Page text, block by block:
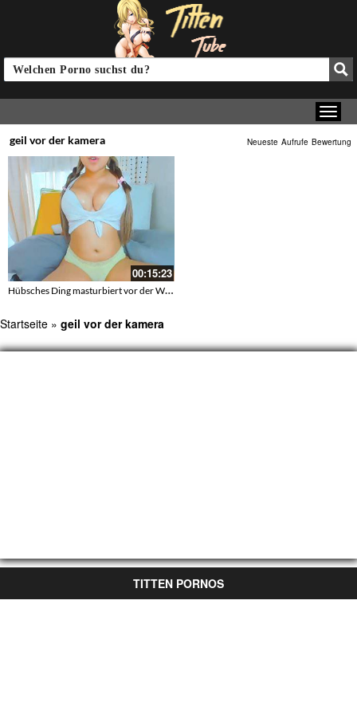
geil vor der kamera Neueste Aufrufe Bewertung
00:15:23
Hübsches Ding masturbiert vor der Webcam
Startseite » geil vor der kamera
TITTEN PORNOS